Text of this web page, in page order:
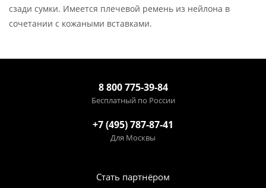
сзади сумки. Имеется плечевой ремень из нейлона в
сочетании с кожаными вставками.
8 800 775-39-84
Бесплатный по России
+7 (495) 787-87-41
Для Москвы
Стать партнёром